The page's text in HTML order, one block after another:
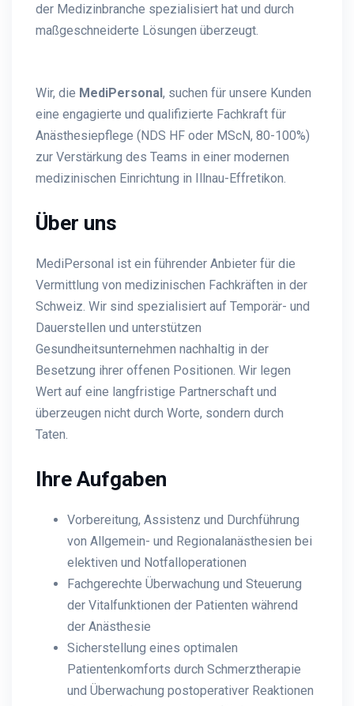
der Medizinbranche spezialisiert hat und durch
maßgeschneiderte Lösungen überzeugt.
Wir, die MediPersonal, suchen für unsere Kunden
eine engagierte und qualifizierte Fachkraft für
Anästhesiepflege (NDS HF oder MScN, 80-100%)
zur Verstärkung des Teams in einer modernen
medizinischen Einrichtung in Illnau-Effretikon.
Über uns
MediPersonal ist ein führender Anbieter für die
Vermittlung von medizinischen Fachkräften in der
Schweiz. Wir sind spezialisiert auf Temporär- und
Dauerstellen und unterstützen
Gesundheitsunternehmen nachhaltig in der
Besetzung ihrer offenen Positionen. Wir legen
Wert auf eine langfristige Partnerschaft und
überzeugen nicht durch Worte, sondern durch
Taten.
Ihre Aufgaben
Vorbereitung, Assistenz und Durchführung
von Allgemein- und Regionalanästhesien bei
elektiven und Notfalloperationen
Fachgerechte Überwachung und Steuerung
der Vitalfunktionen der Patienten während
der Anästhesie
Sicherstellung eines optimalen
Patientenkomforts durch Schmerztherapie
und Überwachung postoperativer Reaktionen